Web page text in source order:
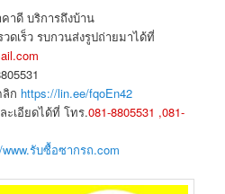
าดี บริการถึงบ้าน
ดเร็ว รบกวนส่งรูปถ่ายมาได้ที่
ก https://lin.ee/fqoEn42
ะเอียดได้ที่ โทร.081-8805531 ,081-
รับซื้อซากรถ.com